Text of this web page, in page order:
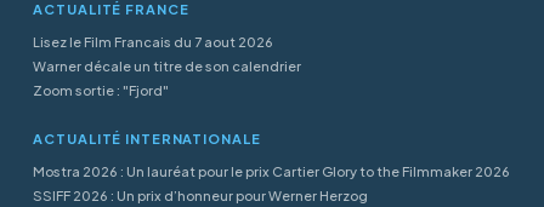
ACTUALITÉ FRANCE
Lisez le Film Francais du 7 aout 2026
Warner décale un titre de son calendrier
Zoom sortie : "Fjord"
ACTUALITÉ INTERNATIONALE
Mostra 2026 : Un lauréat pour le prix Cartier Glory to the Filmmaker 2026
SSIFF 2026 : Un prix d’honneur pour Werner Herzog